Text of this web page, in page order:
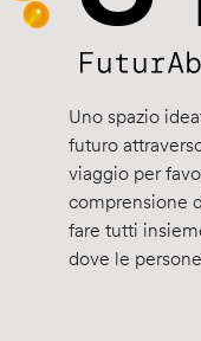
Uno spazio
futuro
viaggio per
comprensione
fare tutti
dove le